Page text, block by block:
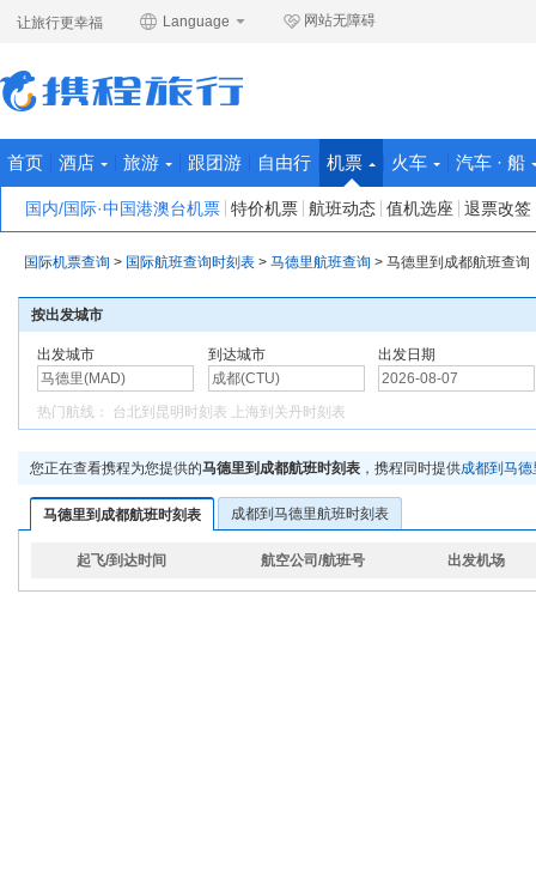
让旅行更幸福 Language 网站无障碍
首页 酒店 旅游 跟团游 自由行 机票
国内/国际·中国港澳台机票 特价机票 航班动态 值机选座 退票改签
火车 汽车 · 船
国际机票查询 > 国际航班查询时刻表 > 马德里航班查询 > 马德里到成都航班查询
按出发城市
出发城市 到达城市 出发日期
热门航线： 台北到昆明时刻表 上海到关丹时刻表
您正在查看携程为您提供的马德里到成都航班时刻表 ，携程同时提供成都到马
马德里到成都航班时刻表 成都到马德里航班时刻表
起飞/到达时间 航空公司/航班号 出发机场